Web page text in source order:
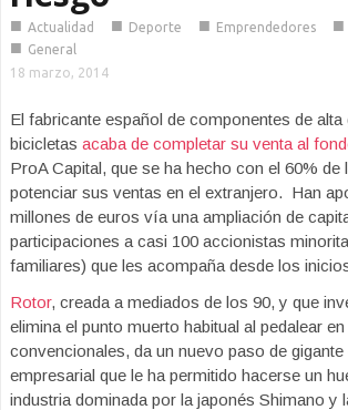
■ Actualidad ■ Deporte ■ Emprendedores ■
■ General
18 marzo, 2014
El fabricante español de componentes de alta
bicicletas acaba de completar su venta al
ProA Capital, que se ha hecho con el 60% de
potenciar sus ventas en el extranjero. Han
millones de euros vía una ampliación de
participaciones a casi 100 accionistas
familiares) que les acompaña desde los
Rotor, creada a mediados de los 90, y que
elimina el punto muerto habitual al pedalear
convencionales, da un nuevo paso de
empresarial que le ha permitido hacerse un
industria dominada por la japonés Shimano y